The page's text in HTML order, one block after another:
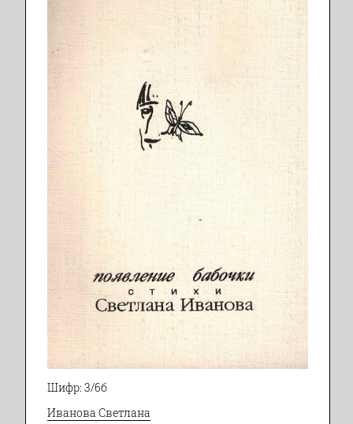
Шифр: 3/6б
Иванова Светлана